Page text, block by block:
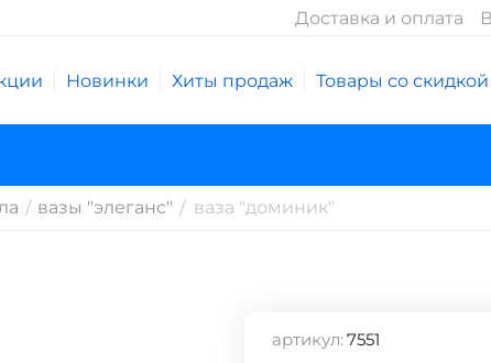
Доставка и оплата
Новинки Хиты продаж Товары со скидкой
/ вазы "элеганс" / ваза "доминик"
артикул:7551